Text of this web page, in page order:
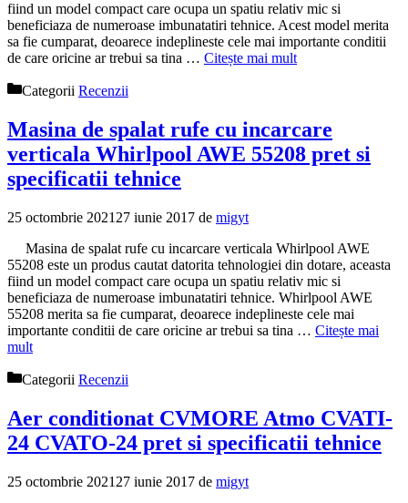
fiind un model compact care ocupa un spatiu relativ mic si
beneficiaza de numeroase imbunatatiri tehnice. Acest model merita
sa fie cumparat, deoarece indeplineste cele mai importante conditii
de care oricine ar trebui sa tina … Citește mai mult
Categorii Recenzii
Masina de spalat rufe cu incarcare
verticala Whirlpool AWE 55208 pret si
specificatii tehnice
25 octombrie 2021 27 iunie 2017 de migyt
Masina de spalat rufe cu incarcare verticala Whirlpool AWE
55208 este un produs cautat datorita tehnologiei din dotare, aceasta
fiind un model compact care ocupa un spatiu relativ mic si
beneficiaza de numeroase imbunatatiri tehnice. Whirlpool AWE
55208 merita sa fie cumparat, deoarece indeplineste cele mai
importante conditii de care oricine ar trebui sa tina … Citește mai
mult
Categorii Recenzii
Aer conditionat CVMORE Atmo CVATI-
24 CVATO-24 pret si specificatii tehnice
25 octombrie 2021 27 iunie 2017 de migyt